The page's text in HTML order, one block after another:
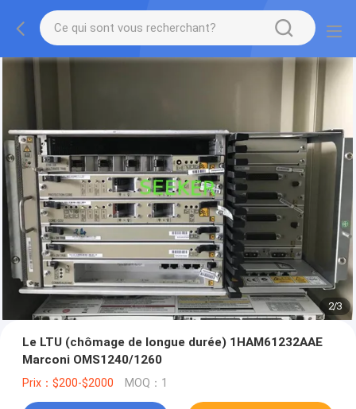
2/3
Le LTU (chômage de longue durée) 1HAM61232AAE
Marconi OMS1240/1260
Prix：$200-$2000 MOQ：1